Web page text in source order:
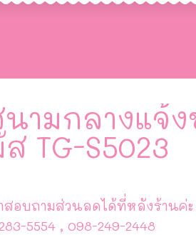
นามกลางแจ้
TG-S5023
สอบถามส่วนลดได้ที่หลังร้านค่ะ
5554 , 098-249-2448